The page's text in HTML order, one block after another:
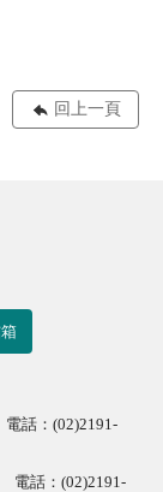
回上一頁
話：(02)2191-
電話：(02)2191-